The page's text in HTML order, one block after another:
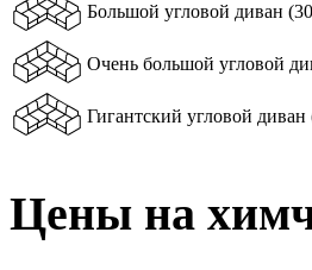
Большой угловой диван
Очень большой угловой
Гигантский угловой
Цены на